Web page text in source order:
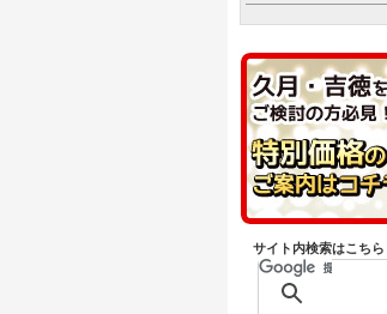
サイト内検索はこちら